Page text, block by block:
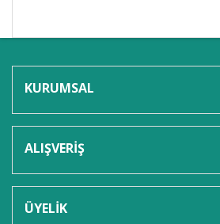
KURUMSAL
ALIŞVERİŞ
ÜYELİK